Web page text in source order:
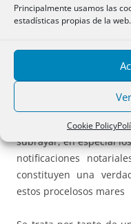
Principalmente usamos las
estadísticas propias de la web.
Cookie Policy
Convenio de La
Interamericana y los
Cooperación jurídica
ámbito arbitral,
normas: Ley 11/
convalidado por el
coordinado con la
subrayar, en especial
notificaciones
constituyen una
estos procelosos mares